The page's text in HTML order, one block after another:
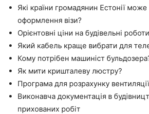
Які країни громадянин Естонії може
оформлення візи?
Орієнтовні ціни на будівельні роботи
Який кабель краще вибрати для
Кому потрібен машиніст
Як мити кришталеву люстру?
Програма для розрахунку
Виконавча документація в
прихованих робіт